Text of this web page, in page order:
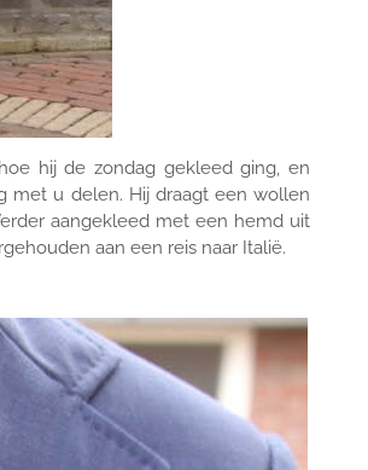
hij de zondag gekleed ging, en
met u delen. Hij draagt een wollen
aangekleed met een hemd uit
aan een reis naar Italië.